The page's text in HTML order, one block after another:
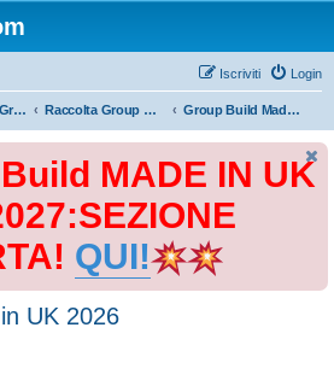
Login
Iscriviti
Group Build e Mini Group Build Raccolta Group Build Group Build Made in UK 2026
MADE IN UK
QUI!
UK 2026